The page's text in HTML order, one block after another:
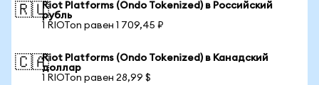
🇷🇺Riot Platforms (Ondo Tokenized) в Российский
рубль
1 RIOTon равен 1 709,45 ₽
🇨🇦Riot Platforms (Ondo Tokenized) в Канадский
доллар
1 RIOTon равен 28,99 $